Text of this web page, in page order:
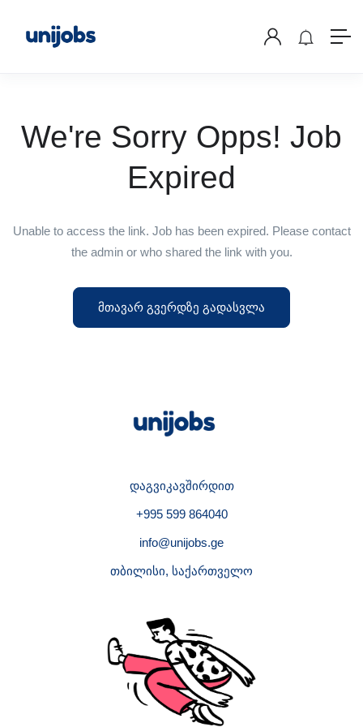
We're Sorry Opps! Job
Expired
Unable to access the link. Job has been expired. Please contact
the admin or who shared the link with you.
მთავარ გვერდზე გადასვლა
დაგვიკავშირდით
+995 599 864040
info@unijobs.ge
თბილისი, საქართველო